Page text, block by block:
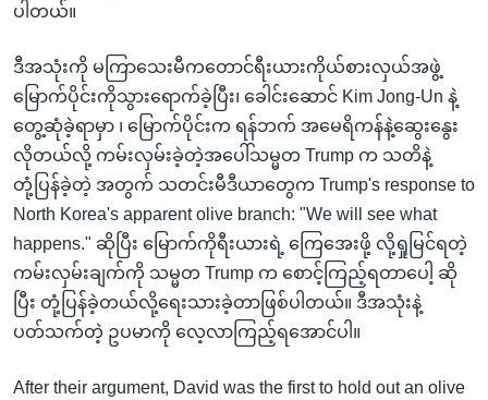
ပါတယ်။
ဒီအသုံးကို မကြာသေးမီကတောင်ရီးယားကိုယ်စားလှယ်အဖွဲ့
မြောက်ပိုင်းကိုသွားရောက်ခဲ့ပြီး၊ ခေါင်းဆောင် Kim Jong-Un နဲ့
တွေ့ဆုံခဲ့ရာမှာ ၊ မြောက်ပိုင်းက ရန်ဘက် အမေရိကန်နဲ့ဆွေးနွေး
လိုတယ်လို့ ကမ်းလှမ်းခဲ့တဲ့အပေါ်သမ္မတ Trump က သတိနဲ့
တုံ့ပြန်ခဲ့တဲ့ အတွက် သတင်းမီဒီယာတွေက Trump's response to
North Korea's apparent olive branch: "We will see what
happens." ဆိုပြီး မြောက်ကိုရီးယားရဲ့ ကြေအေးဖို့ လို့ရှုမြင်ရတဲ့
ကမ်းလှမ်းချက်ကို သမ္မတ Trump က စောင့်ကြည့်ရတာပေါ့ ဆို
ပြီး တုံ့ပြန်ခဲ့တယ်လို့ရေးသားခဲ့တာဖြစ်ပါတယ်။ ဒီအသုံးနဲ့
ပတ်သက်တဲ့ ဥပမာကို လေ့လာကြည့်ရအောင်ပါ။
After their argument, David was the first to hold out an olive